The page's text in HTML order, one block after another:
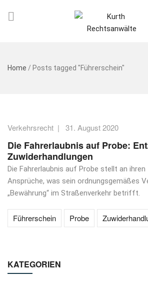
Home / Posts tagged "Führerschein"
Verkehrsrecht | 31. August 2020
Die Fahrerlaubnis auf Probe:
Zuwiderhandlungen
Die Fahrerlaubnis auf Probe stellt an ihren
Ansprüche, was sein ordnungsgemäßes
„Bewährung“ im Straßenverkehr betrifft.
Führerschein Probe
KATEGORIEN